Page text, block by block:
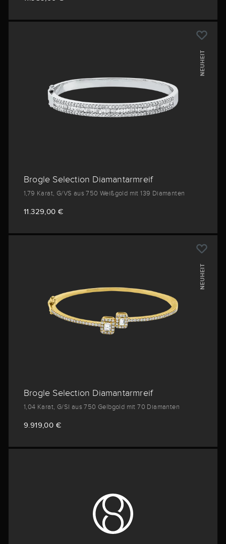
NEUHEIT
Brogle Selection Diamantarmreif
1,79 Karat, G/VS aus 750 Weißgold mit 139 Diamanten
11.329,00 €
NEUHEIT
Brogle Selection Diamantarmreif
1,04 Karat, G/SI aus 750 Gelbgold mit 70 Diamanten
9.919,00 €